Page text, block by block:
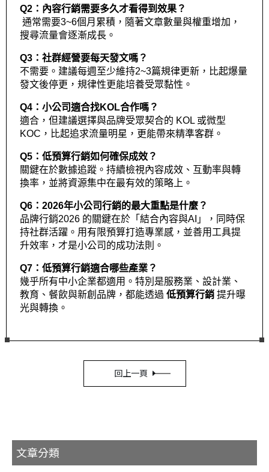
Q2：內容行銷需要多久才看得到效果？
搜尋流量會逐漸成長。
Q3：社群經營要每天發文嗎？
不需要。建議每週至少維持2~3篇規律更新，比起爆量
發文後停更，規律性更能培養受眾黏性。
Q4：小公司適合找KOL合作嗎？
適合，但建議選擇與品牌受眾契合的 KOL 或微型
KOC，比起追求流量明星，更能帶來精準客群。
Q5：低預算行銷如何確保成效？
關鍵在於數據追蹤。持續檢視內容成效、互動率與轉
換率，並將資源集中在最有效的策略上。
Q6： 2026年小公司行銷的最大重點是什麼？
品牌行銷2026 的關鍵在於「結合內容與AI」，同時保
持社群活躍。用有限預算打造專業感，並善用工具提
升效率，才是小公司的成功法則 。
Q7： 低預算行銷適合哪些產業？
幾乎所有中小企業都適用。特別是服務業、設計業、
教育、餐飲與新創品牌，都能透過 低預算行銷 提升曝
光與轉換。
回上一頁
文章分類